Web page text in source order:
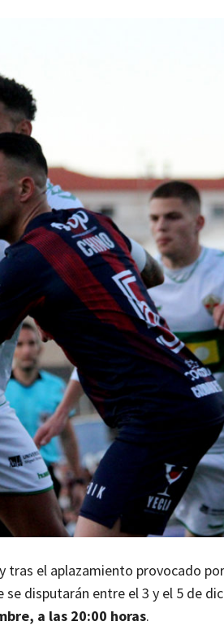
el aplazamiento provocado
disputarán entre el 3 y el 5 de
a las 20:00 horas.